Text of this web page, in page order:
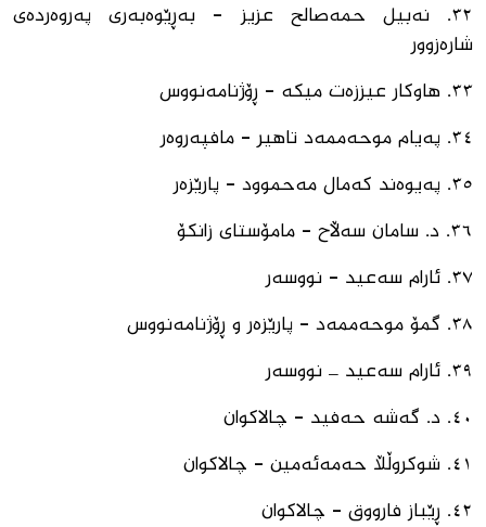
٣٢. ⁠نەبیل حمەصالح عزیز - بەڕێوەبەری پەروەردەی
شارەزوور
٣٣. ⁠هاوكار عیززەت میكە - ڕۆژنامەنووس
٣٤. ⁠پەیام موحەممەد تاهیر - مافپەروەر
٣٥. ⁠پەیوەند كەمال مەحموود - پارێزەر
٣٦. ⁠د. سامان سەڵاح - مامۆستای زانكۆ
٣٧. ئارام سەعید - نووسەر
٣٨. ⁠گمۆ موحەممەد - پارێزەر و ڕۆژنامەنووس
٣٩. ئارام سەعید _ نووسەر
٤٠. د. گەشە حەفید - چالاكوان
٤١. شوكروڵڵا حەمەئەمین - چالاكوان
٤٢. ڕێباز فارووق - چالاكوان